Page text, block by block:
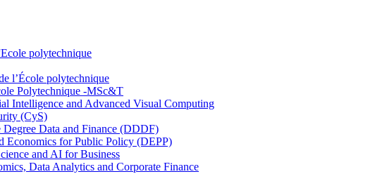
polytechnique
l’École polytechnique
Polytechnique -MSc&T
Intelligence and Advanced Visual Computing
(CyS)
Data and Finance (DDDF)
Economics for Public Policy (DEPP)
and AI for Business
Data Analytics and Corporate Finance